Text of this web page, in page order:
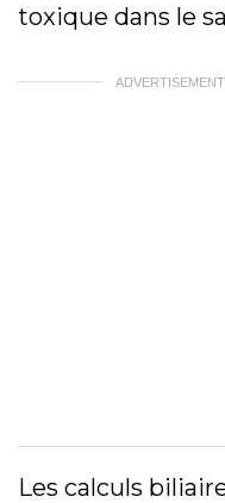
toxique dans le
Les calculs